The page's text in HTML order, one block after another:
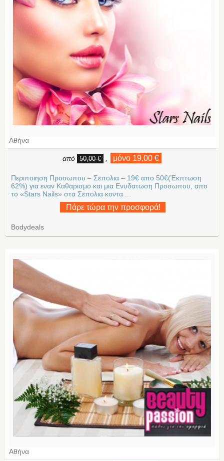
Αθήνα
από 50,00 € μόνο 19,00 €
Περιποιηση Προσωπου – Σεπολια – 19€ απο 50€(Έκπτωση
62%) για εναν Καθαρισμο και μια Ενυδατωση Προσωπου, απο
το «Stars Nails» στα Σεπολια κοντα ...
Πάρε τώρα την προσφορά!
Bodydeals
Αθήνα